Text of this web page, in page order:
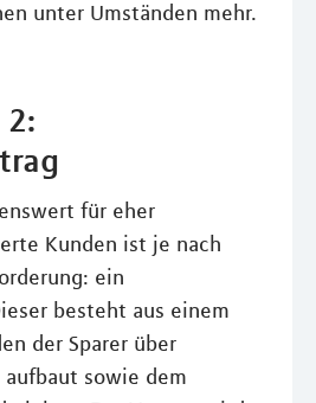
unter Umständen mehr.
für eher
Kunden ist je nach
ein
besteht aus einem
der Sparer über
sowie dem